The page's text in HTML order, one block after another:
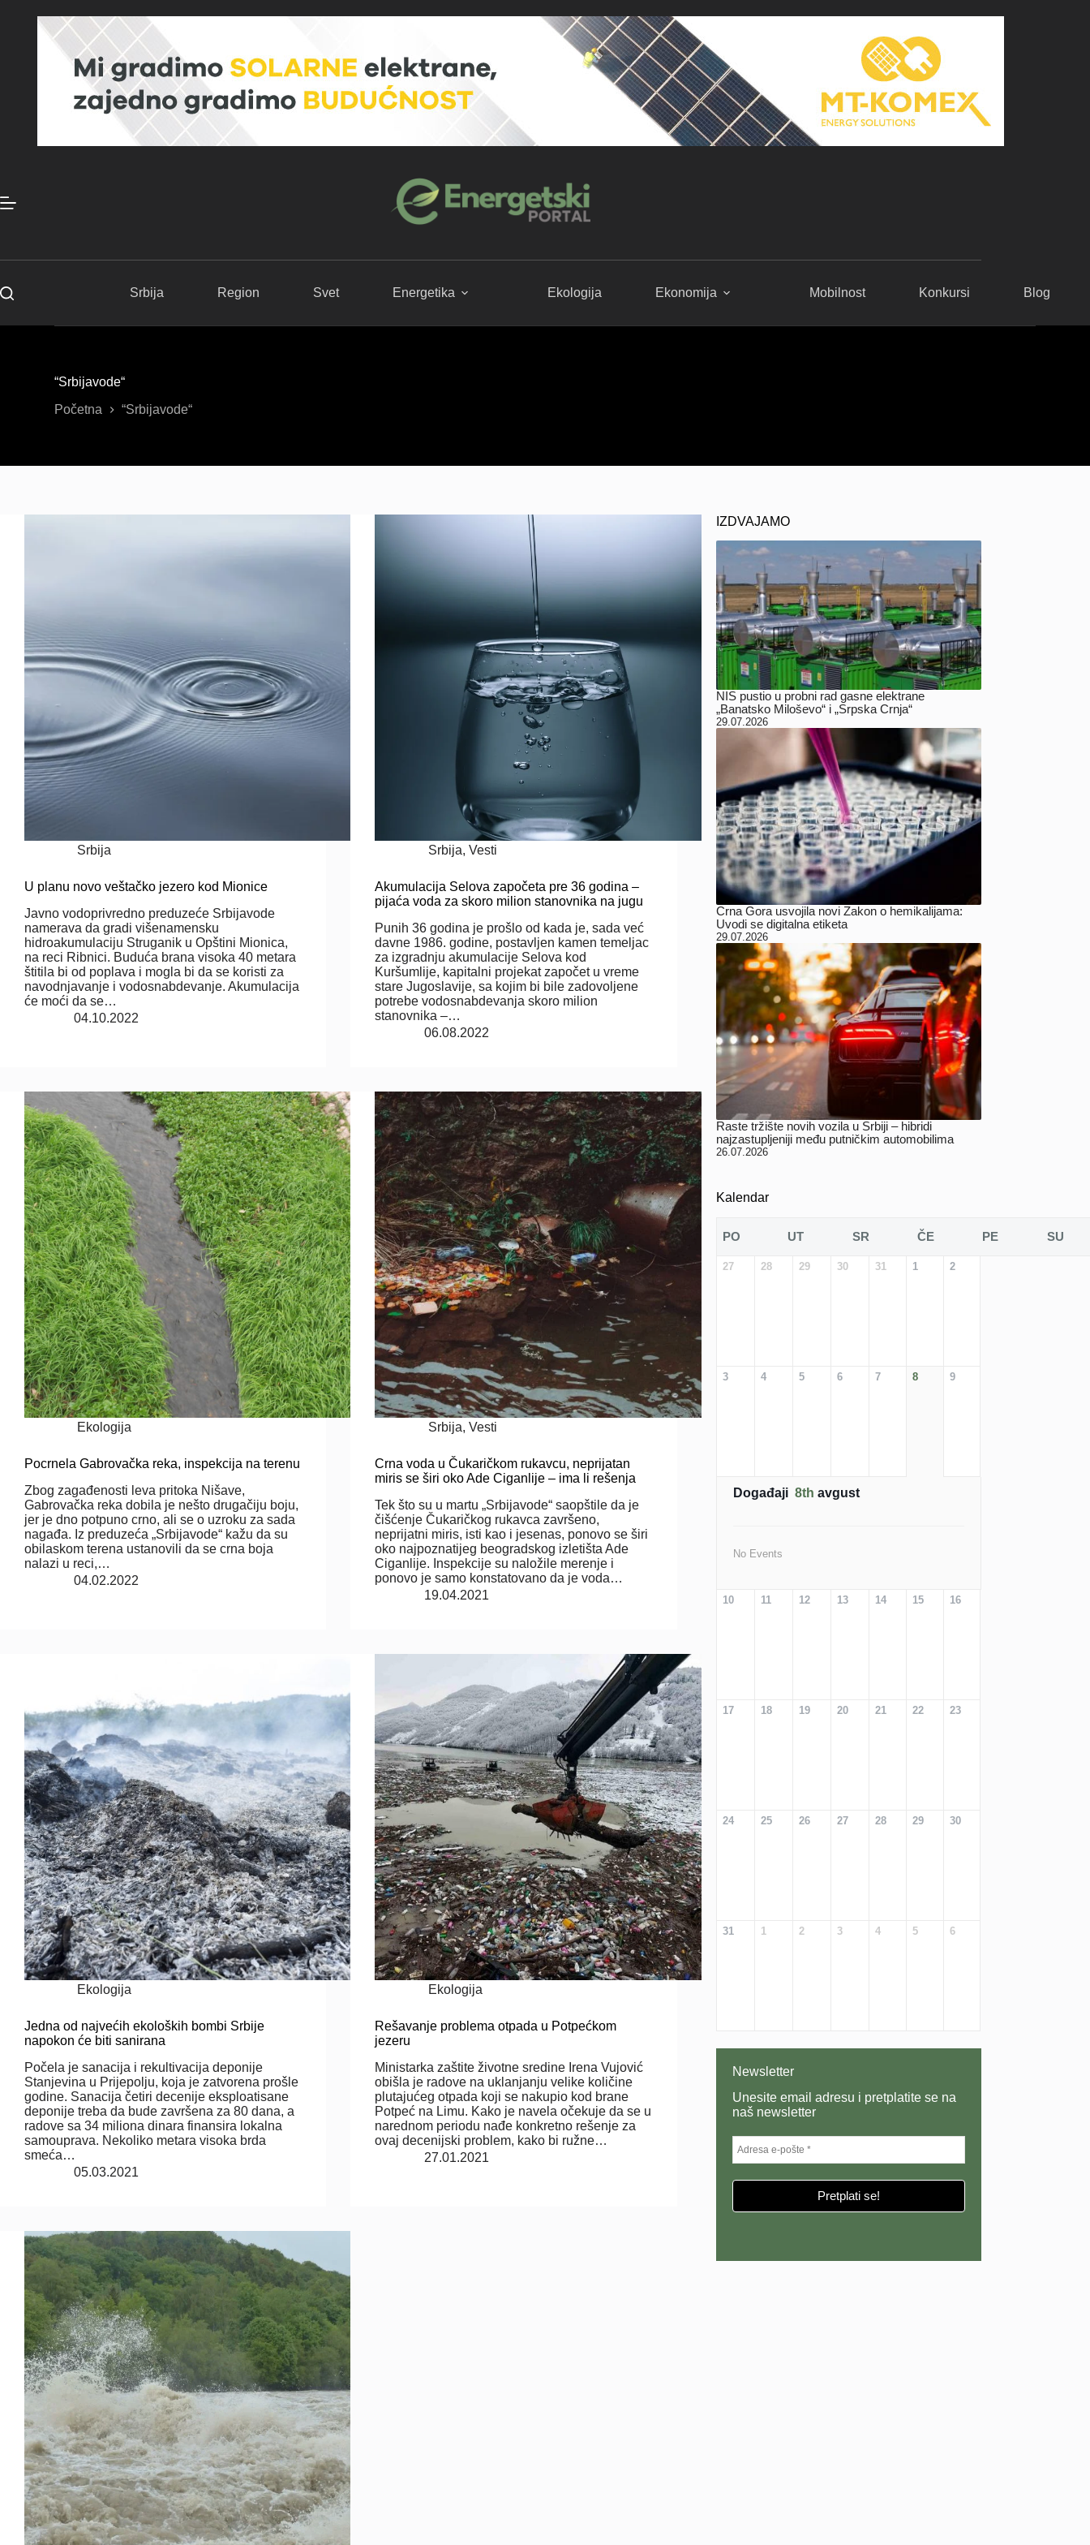
Srbija Region Svet Energetika Ekologija Ekonomija Mobilnost Konkursi Blog
“Srbijavode“
Početna
“Srbijavode“
Srbija
U planu novo veštačko jezero kod Mionice
Javno vodoprivredno preduzeće Srbijavode
namerava da gradi višenamensku
hidroakumulaciju Struganik u Opštini Mionica,
na reci Ribnici. Buduća brana visoka 40 metara
štitila bi od poplava i mogla bi da se koristi za
navodnjavanje i vodosnabdevanje. Akumulacija
će moći da se…
04.10.2022
Srbija, Vesti
Akumulacija Selova započeta pre 36 godina –
pijaća voda za skoro milion stanovnika na jugu
Punih 36 godina je prošlo od kada je, sada već
davne 1986. godine, postavljen kamen temeljac
za izgradnju akumulacije Selova kod
Kuršumlije, kapitalni projekat započet u vreme
stare Jugoslavije, sa kojim bi bile zadovoljene
potrebe vodosnabdevanja skoro milion
stanovnika –…
06.08.2022
Ekologija
Pocrnela Gabrovačka reka, inspekcija na terenu
Zbog zagađenosti leva pritoka Nišave,
Gabrovačka reka dobila je nešto drugačiju boju,
jer je dno potpuno crno, ali se o uzroku za sada
nagađa. Iz preduzeća „Srbijavode“ kažu da su
obilaskom terena ustanovili da se crna boja
nalazi u reci,…
04.02.2022
Srbija, Vesti
Crna voda u Čukaričkom rukavcu, neprijatan
miris se širi oko Ade Ciganlije – ima li rešenja
Tek što su u martu „Srbijavode“ saopštile da je
čišćenje Čukaričkog rukavca završeno,
neprijatni miris, isti kao i jesenas, ponovo se širi
oko najpoznatijeg beogradskog izletišta Ade
Ciganlije. Inspekcije su naložile merenje i
ponovo je samo konstatovano da je voda…
19.04.2021
Ekologija
Jedna od najvećih ekoloških bombi Srbije
napokon će biti sanirana
Počela je sanacija i rekultivacija deponije
Stanjevina u Prijepolju, koja je zatvorena prošle
godine. Sanacija četiri decenije eksploatisane
deponije treba da bude završena za 80 dana, a
radove sa 34 miliona dinara finansira lokalna
samouprava. Nekoliko metara visoka brda
smeća…
05.03.2021
Ekologija
Rešavanje problema otpada u Potpećkom
jezeru
Ministarka zaštite životne sredine Irena Vujović
obišla je radove na uklanjanju velike količine
plutajućeg otpada koji se nakupio kod brane
Potpeć na Limu. Kako je navela očekuje da se u
narednom periodu nađe konkretno rešenje za
ovaj decenijski problem, kako bi ružne…
27.01.2021
IZDVAJAMO
NIS pustio u probni rad gasne elektrane
„Banatsko Miloševo“ i „Srpska Crnja“
29.07.2026
Crna Gora usvojila novi Zakon o hemikalijama:
Uvodi se digitalna etiketa
29.07.2026
Raste tržište novih vozila u Srbiji – hibridi
najzastupljeniji među putničkim automobilima
26.07.2026
Kalendar
PO UT SR ČE PE SU
27 28 29 30 31 1 2
3 4 5 6 7 8 9
Događaji 8th avgust
No Events
10 11 12 13 14 15 16
17 18 19 20 21 22 23
24 25 26 27 28 29 30
31 1 2 3 4 5 6
Newsletter
Unesite email adresu i pretplatite se na
naš newsletter